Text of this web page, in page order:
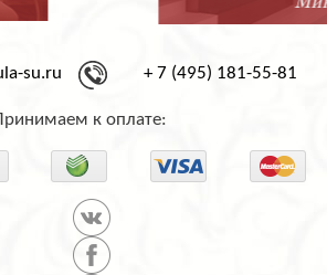
su.ru + 7 (495) 181-55-81
к оплате: